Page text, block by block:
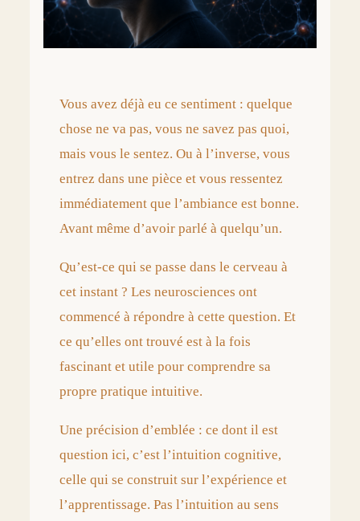
Vous avez déjà eu ce sentiment : quelque
chose ne va pas, vous ne savez pas quoi,
mais vous le sentez. Ou à l’inverse, vous
entrez dans une pièce et vous ressentez
immédiatement que l’ambiance est bonne.
Avant même d’avoir parlé à quelqu’un.
Qu’est-ce qui se passe dans le cerveau à
cet instant ? Les neurosciences ont
commencé à répondre à cette question. Et
ce qu’elles ont trouvé est à la fois
fascinant et utile pour comprendre sa
propre pratique intuitive.
Une précision d’emblée : ce dont il est
question ici, c’est l’intuition cognitive,
celle qui se construit sur l’expérience et
l’apprentissage. Pas l’intuition au sens